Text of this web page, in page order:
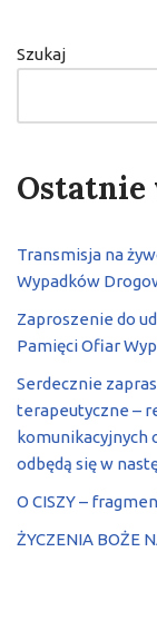
Szukaj
Ostatnie
Transmisja na
Wypadków
Zaproszenie do
Pamięci Ofiar
Serdecznie
terapeutyczne –
komunikacyjnych
odbędą się w
O CISZY –
ŻYCZENIA BOŻE